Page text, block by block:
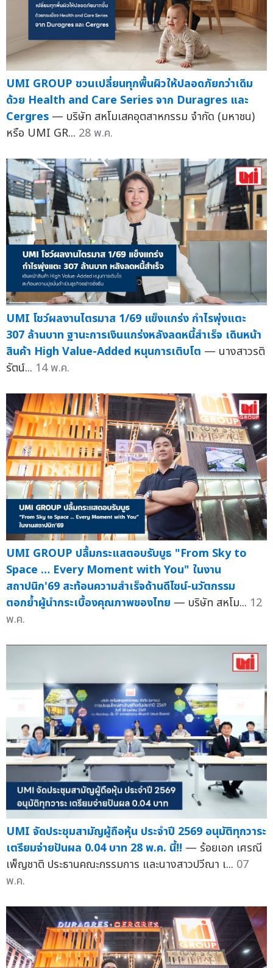
UMI GROUP ชวนเปลี่ยนทุกพื้นผิวให้ปลอดภัยกว่าเดิม
ด้วย Health and Care Series จาก Duragres และ
Cergres — บริษัท สหโมเสคอุตสาหกรรม จำกัด (มหาชน)
หรือ UMI GR... 28 พ.ค.
UMI โชว์ผลงานไตรมาส 1/69 แข็งแกร่ง กำไรพุ่งแตะ
307 ล้านบาท ฐานะการเงินแกร่งหลังลดหนี้สำเร็จ เดินหน้า
สินค้า High Value-Added หนุนการเติบโต — นางสาวรติ
รัตน์... 14 พ.ค.
UMI GROUP ปลื้มกระแสตอบรับบูธ "From Sky to
Space … Every Moment with You" ในงาน
สถาปนิก'69 สะท้อนความสำเร็จด้านดีไซน์-นวัตกรรม
ตอกย้ำผู้นำกระเบื้องคุณภาพของไทย — บริษัท สหโม... 12
พ.ค.
UMI จัดประชุมสามัญผู้ถือหุ้น ประจำปี 2569 อนุมัติทุกวาระ
เตรียมจ่ายปันผล 0.04 บาท 28 พ.ค. นี้!! — ร้อยเอก เศรณี
เพ็ญชาติ ประธานคณะกรรมการ และนางสาวปวีณา เ... 07
พ.ค.